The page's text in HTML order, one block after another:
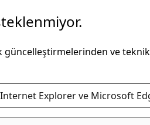
güncelleştirmelerinden ve
Internet Explorer ve Microsoft